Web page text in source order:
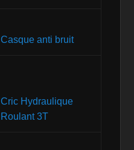
Casque anti bruit
Cric Hydraulique
Roulant 3T